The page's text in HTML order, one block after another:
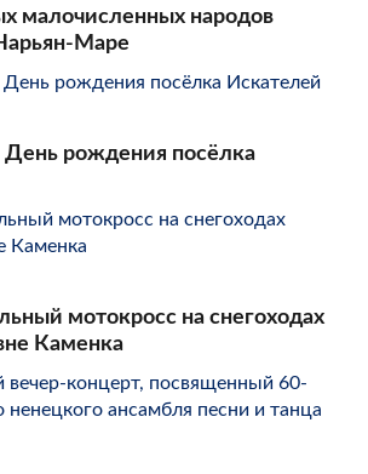
малочисленных народов
Маре
День рождения посёлка
мотокросс на снегоходах
Каменка